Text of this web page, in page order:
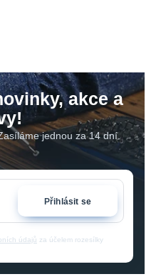
akce a
jednou za 14 dní.
Přihlásit se
údajů za účelem rozesílky